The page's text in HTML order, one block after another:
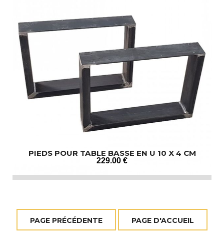
PIEDS POUR TABLE BASSE EN U 10 X 4 CM
229.00 €